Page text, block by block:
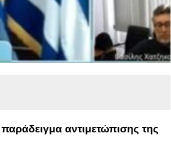
αντιμετώπισης της